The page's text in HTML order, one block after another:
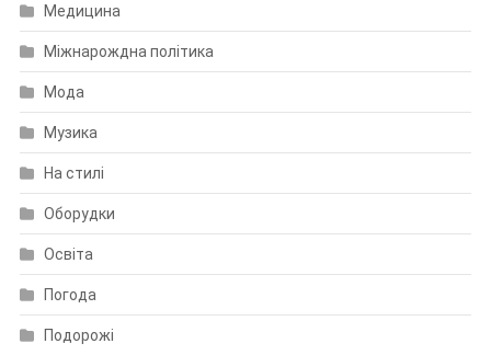
Медицина
Міжнарождна політика
Мода
Музика
На стилі
Оборудки
Освіта
Погода
Подорожі